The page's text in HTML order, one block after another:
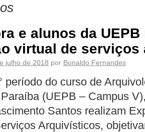
e alunos da UEPB
virtual de
julho de 2018 por Bonaldo Fernandes
período do curso de
(UEPB – Campus
Santos realizam
Arquivísticos,